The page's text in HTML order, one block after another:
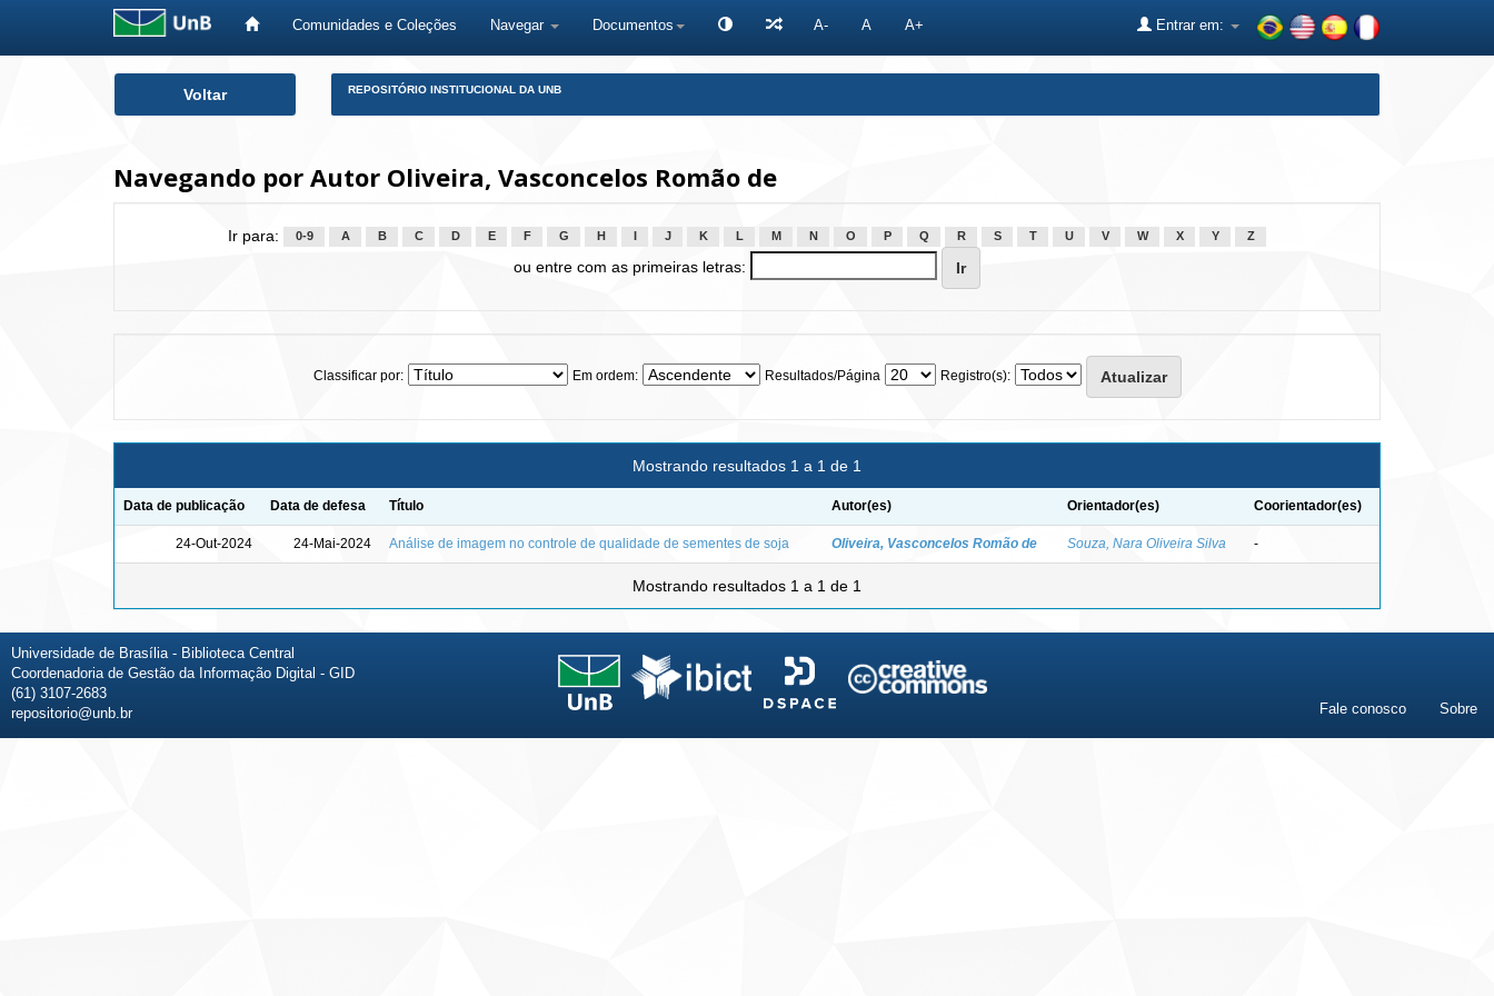
Comunidades e Coleções Navegar Documentos A- A A+ Entrar em:
Voltar REPOSITÓRIO INSTITUCIONAL DA UNB
Navegando por Autor Oliveira, Vasconcelos Romão de
Ir para: 0-9 A B C D E F G H J K L M N O P Q R S T U V W X Y Z
ou entre com as primeiras letras:
Classificar por: Em ordem: Resultados/Página Registro(s):
Mostrando resultados 1 a 1 de 1
Data de publicação Data de defesa Título Autor(es) Orientador(es) Coorientador(es)
24-Out-2024 24-Mai-2024 Análise de imagem no controle de qualidade de sementes de soja Oliveira, Vasconcelos Romão de Souza, Nara Oliveira Silva -
Mostrando resultados 1 a 1 de 1
Universidade de Brasília - Biblioteca Central
Coordenadoria de Gestão da Informação Digital - GID
(61) 3107-2683
repositorio@unb.br
Fale conosco Sobre